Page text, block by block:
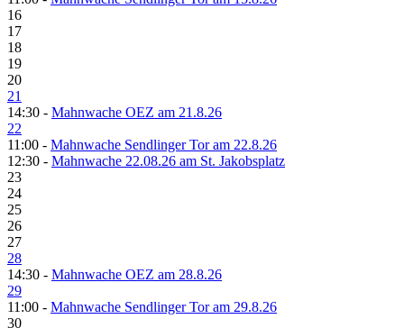
16
17
18
19
20
21
14:30 - Mahnwache OEZ am 21.8.26
22
11:00 - Mahnwache Sendlinger Tor am 22.8.26
12:30 - Mahnwache 22.08.26 am St. Jakobsplatz
23
24
25
26
27
28
14:30 - Mahnwache OEZ am 28.8.26
29
11:00 - Mahnwache Sendlinger Tor am 29.8.26
30